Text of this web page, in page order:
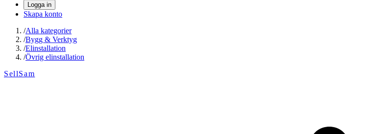
Logga in
Skapa konto
/Alla kategorier
/Bygg & Verktyg
/Elinstallation
/Övrig elinstallation
SellSam